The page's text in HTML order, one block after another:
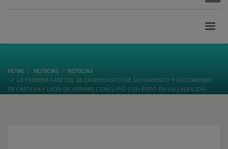
HOME NOTICIAS
NOTICIAS
LA PRIMERA FASE DEL XII CAMPEONATO DE SALVAMENTO Y SOCORRISMO
DE CASTILLA Y LEÓN DE VERANO CONCLUYÓ CON ÉXITO EN VALLADOLID￼